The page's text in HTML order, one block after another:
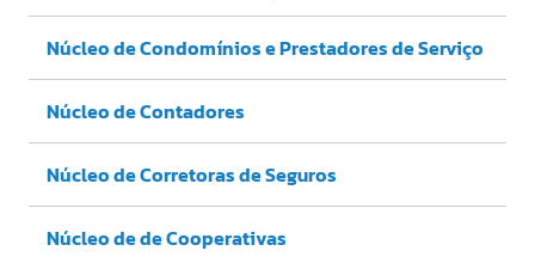
Núcleo de Condomínios e Prestadores de Serviço
Núcleo de Contadores
Núcleo de Corretoras de Seguros
Núcleo de de Cooperativas